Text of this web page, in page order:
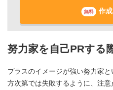
無料 作
努力家を自己PRする
プラスのイメージが強い努力家
方次第では失敗するように、注